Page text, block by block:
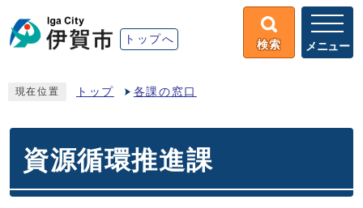
トップへ 検索 メニュー
現在位置 トップ 各課の窓口
資源循環推進課